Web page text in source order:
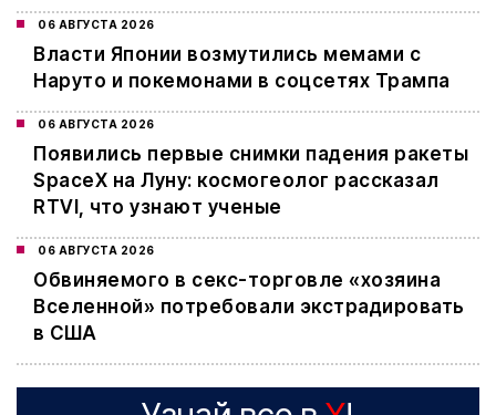
06 АВГУСТА 2026
Власти Японии возмутились мемами с
Наруто и покемонами в соцсетях Трампа
06 АВГУСТА 2026
Появились первые снимки падения ракеты
SpaceX на Луну: космогеолог рассказал
RTVI, что узнают ученые
06 АВГУСТА 2026
Обвиняемого в секс-торговле «хозяина
Вселенной» потребовали экстрадировать
в США